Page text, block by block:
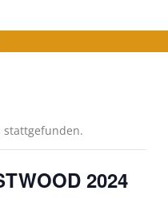
stattgefunden.
2024